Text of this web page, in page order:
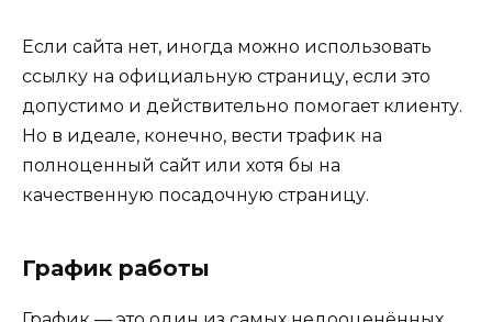
Если сайта нет, иногда можно использовать
ссылку на официальную страницу, если это
допустимо и действительно помогает клиенту.
Но в идеале, конечно, вести трафик на
полноценный сайт или хотя бы на
качественную посадочную страницу.
График работы